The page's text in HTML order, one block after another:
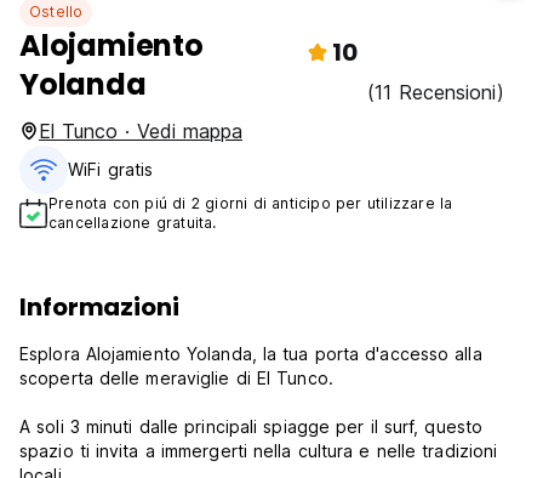
Ostello
Alojamiento
Yolanda
10
(11 Recensioni)
El Tunco · Vedi mappa
WiFi gratis
Prenota con piú di 2 giorni di anticipo per utilizzare la
cancellazione gratuita.
Informazioni
Esplora Alojamiento Yolanda, la tua porta d'accesso alla
scoperta delle meraviglie di El Tunco.
A soli 3 minuti dalle principali spiagge per il surf, questo
spazio ti invita a immergerti nella cultura e nelle tradizioni